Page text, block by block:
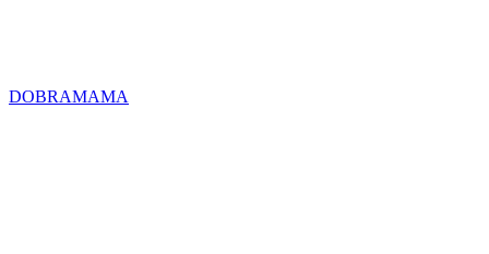
DOBRAMAMA